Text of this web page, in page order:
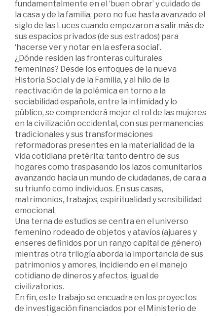
fundamentalmente en el ‘buen obrar’ y cuidado de
la casa y de la familia, pero no fue hasta avanzado el
siglo de las Luces cuando empezaron a salir más de
sus espacios privados (de sus estrados) para
‘hacerse ver y notar en la esfera social’.
¿Dónde residen las fronteras culturales
femeninas? Desde los enfoques de la nueva
Historia Social y de la Familia, y al hilo de la
reactivación de la polémica en torno a la
sociabilidad española, entre la intimidad y lo
público, se comprenderá mejor el rol de las mujeres
en la civilización occidental, con sus permanencias
tradicionales y sus transformaciones
reformadoras presentes en la materialidad de la
vida cotidiana pretérita: tanto dentro de sus
hogares como traspasando los lazos comunitarios
avanzando hacia un mundo de ciudadanas, de cara a
su triunfo como individuos. En sus casas,
matrimonios, trabajos, espiritualidad y sensibilidad
emocional.
Una terna de estudios se centra en el universo
femenino rodeado de objetos y atavíos (ajuares y
enseres definidos por un rango capital de género)
mientras otra trilogía aborda la importancia de sus
patrimonios y amores, incidiendo en el manejo
cotidiano de dineros y afectos, igual de
civilizatorios.
En fin, este trabajo se encuadra en los proyectos
de investigación financiados por el Ministerio de